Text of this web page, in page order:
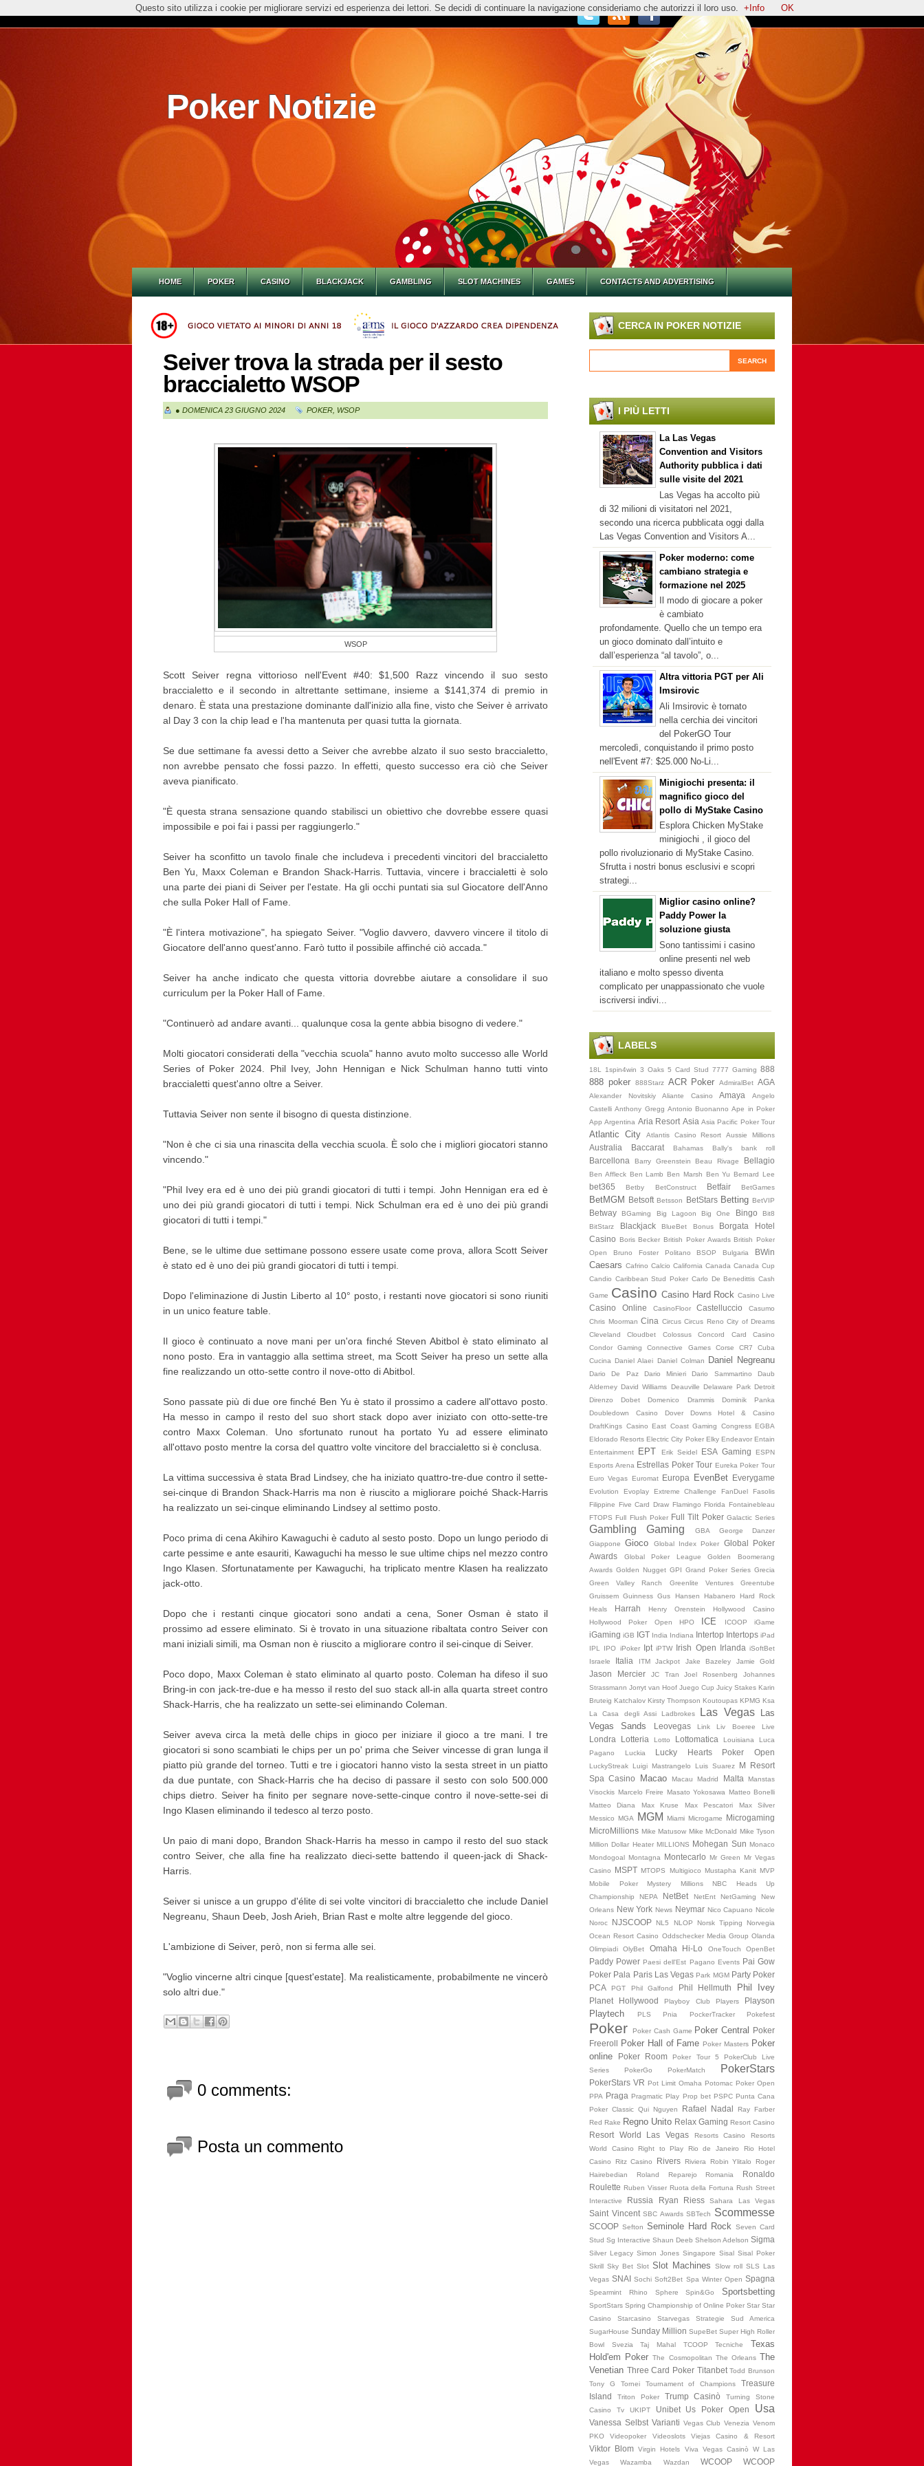
Poker Notizie
HOME POKER CASINO BLACKJACK GAMBLING SLOT MACHINES GAMES CONTACTS AND ADVERTISING
Seiver trova la strada per il sesto
braccialetto WSOP
● DOMENICA 23 GIUGNO 2024 POKER WSOP
WSOP
Scott Seiver regna vittorioso nell'Event #40: $1,500 Razz vincendo il suo sesto
braccialetto e il secondo in altrettante settimane, insieme a $141,374 di premio in
denaro. È stata una prestazione dominante dall'inizio alla fine, visto che Seiver è arrivato
al Day 3 con la chip lead e l'ha mantenuta per quasi tutta la giornata.
Se due settimane fa avessi detto a Seiver che avrebbe alzato il suo sesto braccialetto,
non avrebbe pensato che fossi pazzo. In effetti, questo successo era ciò che Seiver
aveva pianificato.
"È questa strana sensazione quando stabilisci un obiettivo che dovrebbe essere quasi
impossibile e poi fai i passi per raggiungerlo."
Seiver ha sconfitto un tavolo finale che includeva i precedenti vincitori del braccialetto
Ben Yu, Maxx Coleman e Brandon Shack-Harris. Tuttavia, vincere i braccialetti è solo
una parte dei piani di Seiver per l'estate. Ha gli occhi puntati sia sul Giocatore dell'Anno
che sulla Poker Hall of Fame.
"È l'intera motivazione", ha spiegato Seiver. "Voglio davvero, davvero vincere il titolo di
Giocatore dell'anno quest'anno. Farò tutto il possibile affinché ciò accada."
Seiver ha anche indicato che questa vittoria dovrebbe aiutare a consolidare il suo
curriculum per la Poker Hall of Fame.
"Continuerò ad andare avanti... qualunque cosa la gente abbia bisogno di vedere."
Molti giocatori considerati della "vecchia scuola" hanno avuto molto successo alle World
Series of Poker 2024. Phil Ivey, John Hennigan e Nick Schulman hanno tutti vinto
braccialetti quest'anno oltre a Seiver.
Tuttavia Seiver non sente il bisogno di questa distinzione.
"Non è che ci sia una rinascita della vecchia scuola. È solo che i migliori giocatori stanno
vincendo."
"Phil Ivey era ed è uno dei più grandi giocatori di tutti i tempi. John Hennigan era ed è
uno dei più grandi giocatori di tutti i tempi. Nick Schulman era ed è uno dei più grandi
giocatori di tutti i tempi."
Bene, se le ultime due settimane possono essere usate come prova, allora Scott Seiver
è stato ed è uno dei più grandi giocatori di tutti i tempi.
Dopo l'eliminazione di Justin Liberto al 10° posto, i restanti nove giocatori si sono riuniti
in un unico feature table.
Il gioco è continuato a nove mani per un'ora finché Steven Abitbol è stato eliminato al
nono posto. Era in vantaggio alla settima street, ma Scott Seiver ha preso un sette alla
fine realizzando un otto-sette contro il nove-otto di Abitbol.
Sono passate più di due ore finché Ben Yu è stato il prossimo a cadere all'ottavo posto.
Ha messo in campo il resto del suo short stack dopo aver iniziato con otto-sette-tre
contro Maxx Coleman. Uno sfortunato runout ha portato Yu ad essere eliminato
all'ottavo posto mentre la corsa del quattro volte vincitore del braccialetto si è conclusa.
La vittima successiva è stata Brad Lindsey, che ha iniziato quattro-tre-due contro il sette-
sei-cinque di Brandon Shack-Harris ma non è riuscito a migliorare poiché Shack-Harris
ha realizzato un sei-cinque eliminando Lindsey al settimo posto.
Poco prima di cena Akihiro Kawaguchi è caduto al sesto posto. Dopo un lungo periodo di
carte pessime e ante esauriti, Kawaguchi ha messo le sue ultime chips nel mezzo contro
Ingo Klasen. Sfortunatamente per Kawaguchi, ha triplicato mentre Klasen ha realizzato
jack-otto.
Dopo che i restanti cinque giocatori sono andati a cena, Soner Osman è stato il
prossimo ad essere eliminato. Si è trovato in una situazione ribaltata contro Seiver con
mani iniziali simili, ma Osman non è riuscito a migliorare contro il sei-cinque di Seiver.
Poco dopo, Maxx Coleman è stato eliminato al quarto posto. Coleman ha difeso il suo
Bring-in con jack-tre-due e ha messo il resto del suo stack all-in alla quarta street contro
Shack-Harris, che ha realizzato un sette-sei eliminando Coleman.
Seiver aveva circa la metà delle chips in gioco per iniziare il gioco a tre mani. I tre
giocatori si sono scambiati le chips per un po' prima che Seiver vincesse di gran lunga il
piatto più grande del torneo. Tutti e tre i giocatori hanno visto la sesta street in un piatto
da due puntate, con Shack-Harris che ha deciso di passare il sesto con solo 500.000
chips dietro. Seiver ha finito per segnare nove-sette-cinque contro il nove-sette-sei di
Ingo Klasen eliminando il tedesco al terzo posto.
Un paio di mani dopo, Brandon Shack-Harris ha messo in campo il resto del suo stack
contro Seiver, che alla fine ha realizzato dieci-sette battendo il queen-jack di Shack-
Harris.
Seiver si unisce a un gruppo d'élite di sei volte vincitori di braccialetto che include Daniel
Negreanu, Shaun Deeb, Josh Arieh, Brian Rast e molte altre leggende del gioco.
L'ambizione di Seiver, però, non si ferma alle sei.
"Voglio vincerne altri cinque [quest'estate]. Ma realisticamente, probabilmente ne vincerò
solo altri due."
0 comments:
Posta un commento
CERCA IN POKER NOTIZIE
I PIÙ LETTI
La Las Vegas
Convention and Visitors
Authority pubblica i dati
sulle visite del 2021
Las Vegas ha accolto più
di 32 milioni di visitatori nel 2021,
secondo una ricerca pubblicata oggi dalla
Las Vegas Convention and Visitors A...
Poker moderno: come
cambiano strategia e
formazione nel 2025
Il modo di giocare a poker
è cambiato
profondamente. Quello che un tempo era
un gioco dominato dall’intuito e
dall’esperienza “al tavolo”, o...
Altra vittoria PGT per Ali
Imsirovic
Ali Imsirovic è tornato
nella cerchia dei vincitori
del PokerGO Tour
mercoledì, conquistando il primo posto
nell'Event #7: $25.000 No-Li...
Minigiochi presenta: il
magnifico gioco del
pollo di MyStake Casino
Esplora Chicken MyStake
minigiochi , il gioco del
pollo rivoluzionario di MyStake Casino.
Sfrutta i nostri bonus esclusivi e scopri
strategi...
Miglior casino online?
Paddy Power la
soluzione giusta
Sono tantissimi i casino
online presenti nel web
italiano e molto spesso diventa
complicato per unappassionato che vuole
iscriversi indivi...
LABELS
18L 1spin4win 3 Oaks 5 Card Stud 7777 Gaming 888
888 poker 888Starz ACR Poker AdmiralBet AGA
Alexander Novitskiy Aliante Casino Amaya
Angelo
Castelli Anthony Gregg Antonio Buonanno Ape in Poker
App Argentina Aria Resort Asia Asia Pacific Poker Tour
Atlantic City Atlantis Casino Resort Aussie Millions
Australia Baccarat Bahamas Bally's bank roll
Barcellona Barry Greenstein Beau Rivage Bellagio
Ben Affleck Ben Lamb Ben Marsh Ben Yu Bernard Lee
bet365 Betby BetConstruct Betfair BetGames
BetMGM Betsoft Betsson BetStars Betting BetVIP
Betway BGaming Big Lagoon Big One Bingo
Bit8
BitStarz
Blackjack BlueBet Bonus
Borgata Hotel
Casino
Boris Becker British Poker Awards British Poker
Open
Bruno Foster Politano BSOP Bulgaria BWin
Caesars Cafrino Calcio California Canada Canada Cup
Candio Caribbean Stud Poker Carlo De Benedittis Cash
Game Casino Casino Hard Rock Casino Live
Casino Online CasinoFloor Castelluccio
Casumo
Chris Moorman Cina Circus Circus Reno City of Dreams
Cleveland
Cloudbet Colossus
Concord Card Casino
Condor Gaming
Connective Games Corse CR7
Cuba
Cucina
Daniel Alaei Daniel Colman Daniel Negreanu
Dario De Paz Dario Minieri Dario Sammartino
Daub
Alderney David Williams Deauville Delaware Park Detroit
Direnzo
Dobet Domenico Drammis
Dominik Panka
Doubledown Casino
Dover Downs Hotel & Casino
DraftKings Casino
East Coast Gaming Congress EGBA
Eldorado Resorts Electric City Poker Elky Endeavor Entain
Entertainment
EPT Erik Seidel ESA Gaming
ESPN
Esports Arena Estrellas Poker Tour Eureka Poker Tour
Euro Vegas
Euromat Europa EvenBet Everygame
Evolution Evoplay Extreme Challenge FanDuel
Fasolis
Filippine
Five Card Draw Flamingo Florida
Fontainebleau
FTOPS Full Flush Poker Full Tilt Poker Galactic Series
Gambling Gaming GBA
George Danzer
Giappone
Gioco Global Index Poker
Global Poker
Awards
Global Poker League
Golden Boomerang
Awards Golden Nugget GPI Grand Poker Series Grecia
Green Valley Ranch
Greenlite Ventures
Greentube
Gruissem Guinness Gus Hansen Habanero
Hard Rock
Heals
Harrah Henry Orenstein
Hollywood Casino
Hollywood Poker Open
HPO ICE ICOOP iGame
iGaming iGB IGT India Indiana Intertop Intertops iPad
IPL
IPO iPoker Ipt iPTW Irish Open Irlanda iSoftBet
Israele
Italia ITM Jackpot Jake Bazeley Jamie Gold
Jason Mercier JC Tran Joel Rosenberg
Johannes
Strassmann Jorryt van Hoof Juego Cup Juicy Stakes Karin
Bruteig Katchalov Kirsty Thompson Koutoupas KPMG Ksa
La Casa degli Assi
Ladbrokes Las Vegas
Las
Vegas Sands
Leovegas Link Liv Boeree Live
Londra Lotteria Lotto Lottomatica Louisiana
Luca
Pagano
Luckia Lucky Hearts Poker Open
LuckyStreak Luigi Mastrangelo Luis Suarez
M Resort
Spa Casino
Macao Macau Madrid Malta
Manstas
Visockis Marcelo Freire Masato Yokosawa
Matteo Bonelli
Matteo Diana
Max Kruse Max Pescatori
Max Silver
Messico
MGA MGM Miami Microgame
Microgaming
MicroMillions Mike Matusow Mike McDonald Mike Tyson
Million Dollar Heater MILLIONS Mohegan Sun Monaco
Mondogoal Montagna Montecarlo Mr Green
Mr Vegas
Casino
MSPT MTOPS Multigioco Mustapha Kanit MVP
Mobile Poker
Mystery Millions
NBC Heads Up
Championship
NEPA NetBet NetEnt NetGaming
New
Orleans New York News Neymar Nico Capuano Nicole
Noroc
NJSCOOP NL5 NLOP Norsk Tipping
Norvegia
Ocean Resort Casino Oddschecker Media Group Olanda
Olimpiadi
OlyBet Omaha Hi-Lo OneTouch OpenBet
Paddy Power Paesi dell'Est Pagano Events Pai Gow
Poker Pala Paris Las Vegas Park MGM Party Poker
PCA
PGT Phil Galfond Phil Hellmuth Phil Ivey
Planet Hollywood Playboy Club Players Playson
Playtech PLS Pnia PockerTracker Pokefest
Poker Poker Cash Game Poker Central
Poker
Freeroll Poker Hall of Fame Poker Masters Poker
online
Poker Room Poker Tour 5
PokerClub Live
Series
PokerGo PokerMatch PokerStars
PokerStars VR Pot Limit Omaha Potomac Poker Open
PPA Praga Pragmatic Play Prop bet PSPC Punta Cana
Poker Classic Qui Nguyen Rafael Nadal
Ray Farber
Red Rake Regno Unito Relax Gaming Resort Casino
Resort World Las Vegas Resorts Casino
Resorts
World Casino
Right to Play Rio de Janeiro
Rio Hotel
Casino
Ritz Casino Rivers Riviera Robin Ylitalo
Roger
Hairebedian
Roland Reparejo Romania
Ronaldo
Roulette Ruben Visser Ruota della Fortuna Rush Street
Interactive
Russia Ryan Riess Sahara Las Vegas
Saint Vincent SBC Awards SBTech Scommesse
SCOOP Sefton Seminole Hard Rock
Seven Card
Stud Sg Interactive Shaun Deeb Shelson Adelson Sigma
Silver Legacy Simon Jones Singapore Sisal Sisal Poker
Skrill Sky Bet Slot Slot Machines Slow roll SLS Las
Vegas SNAI Sochi Soft2Bet Spa Winter Open Spagna
Spearmint Rhino Sphere Spin&Go Sportsbetting
SportStars Spring Championship of Online Poker Star Star
Casino
Starcasino Starvegas Strategie
Sud America
SugarHouse Sunday Million SupeBet Super High Roller
Bowl
Svezia Taj Mahal TCOOP Tecniche
Texas
Hold'em Poker The Cosmopolitan The Orleans The
Venetian Three Card Poker Titanbet Todd Brunson
Tony G
Tornei Tournament of Champions
Treasure
Island
Triton Poker Trump Casinò
Turning Stone
Casino
Tv UKIPT Unibet Us Poker Open Usa
Vanessa Selbst Varianti Vegas Club Venezia Venom
PKO
Videopoker Videoslots Viejas Casino & Resort
Viktor Blom Virgin Hotels Viva Vegas Casinò
W Las
Vegas
Wazamba Wazdan WCOOP WCOOP
Questo sito utilizza i cookie per migliorare servizi ed esperienza dei lettori. Se decidi di continuare la navigazione consideriamo che autorizzi il loro uso. +Info OK